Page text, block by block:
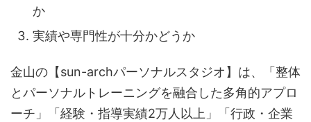
か
実績や専門性が十分かどうか
金山の【sun-archパーソナルスタジオ】は、「整体
とパーソナルトレーニングを融合した多角的アプロ
ーチ」「経験・指導実績2万人以上」「行政・企業